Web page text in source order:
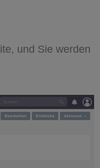
und Sie werden